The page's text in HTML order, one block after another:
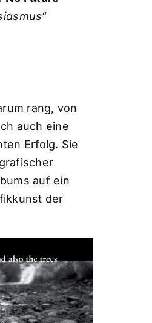
rang, von
auch eine
Erfolg. Sie
auf ein
der